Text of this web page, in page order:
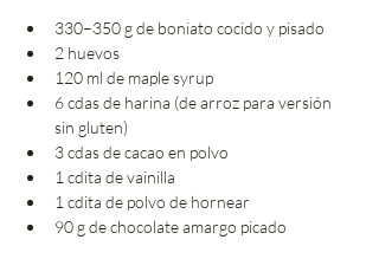
330–350 g de boniato cocido y pisado
2 huevos
120 ml de maple syrup
6 cdas de harina (de arroz para versión
sin gluten)
3 cdas de cacao en polvo
1 cdita de vainilla
1 cdita de polvo de hornear
90 g de chocolate amargo picado